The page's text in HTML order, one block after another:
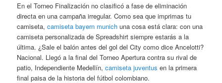
En el Torneo Finalización no clasificó a fase de eliminación
directa en una campaña irregular. Como sea que imprimas tu
camiseta,camiseta bayern munich una cosa está clara: con una
camiseta personalizada de Spreadshirt siempre estarás a la
última. ¿Sale el balón antes del gol del City como dice Ancelotti?
Nacional. Llegó a la final del Torneo Apertura contra su rival de
patio, Independiente Medellín,camiseta juventus en la primera
final paisa de la historia del fútbol colombiano.